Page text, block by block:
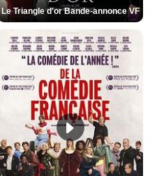
Le Triangle d'or Bande-annonce VF